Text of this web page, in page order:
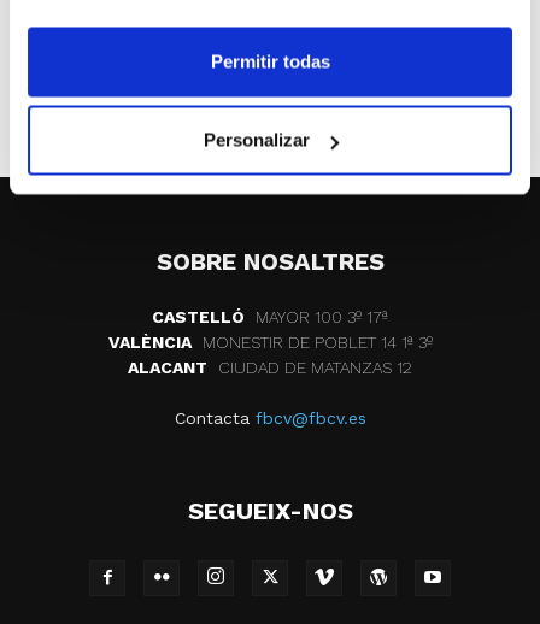
Permitir todas
Personalizar
campeonato de españa
SOBRE NOSALTRES
CASTELLÓ
MAYOR 100 3º 17ª
VALÈNCIA
MONESTIR DE POBLET 14 1ª 3º
ALACANT
CIUDAD DE MATANZAS 12
Contacta fbcv@fbcv.es
SEGUEIX-NOS